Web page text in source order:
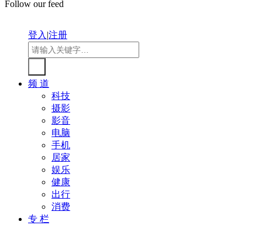
Follow our feed
登入|注册
频 道
科技
摄影
影音
电脑
手机
居家
娱乐
健康
出行
消费
专 栏